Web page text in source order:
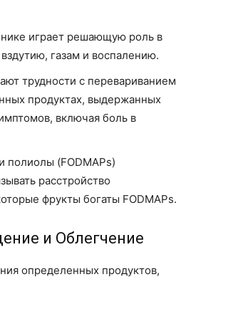
играет решающую роль в
газам и воспалению.
трудности с перевариванием
продуктах, выдержанных
включая боль в
(FODMAPs)
расстройство
фрукты богаты FODMAPs.
и Облегчение
определенных продуктов,